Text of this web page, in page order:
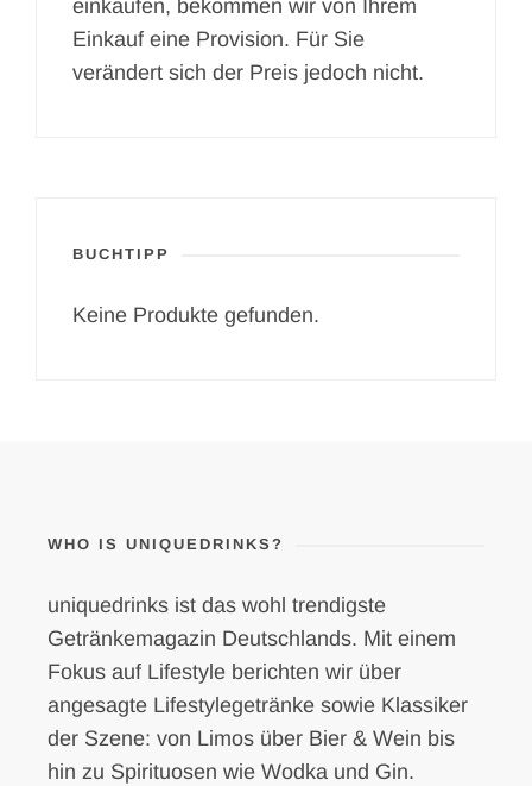
einkaufen, bekommen wir von Ihrem
Einkauf eine Provision. Für Sie
verändert sich der Preis jedoch nicht.
BUCHTIPP
Keine Produkte gefunden.
WHO IS UNIQUEDRINKS?
uniquedrinks ist das wohl trendigste
Getränkemagazin Deutschlands. Mit einem
Fokus auf Lifestyle berichten wir über
angesagte Lifestylegetränke sowie Klassiker
der Szene: von Limos über Bier & Wein bis
hin zu Spirituosen wie Wodka und Gin.